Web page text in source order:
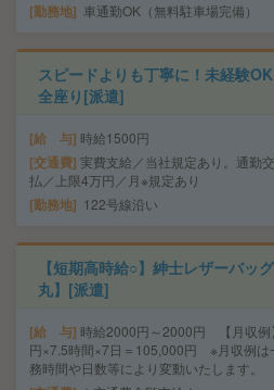
勤務地 車通勤OK（無料駐車場完備）
スピードよりも丁寧に！未経験
全座り[派遣]
給 与 時給1500円
交通費 実費支給／当社規定あり。通勤
払／上限4万円／月※規定あり
勤務地 122号線沿い
【短期高時給○】紳士レザーバッ
丸】[派遣]
給 与 時給2000円～2000円 【月収例
円×7.5時間×7日＝105,000円 ※月収例は
務時間や日数等により変動いたします。